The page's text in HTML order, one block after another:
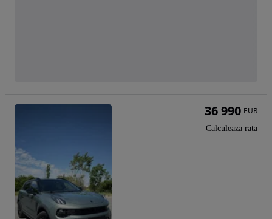
36 990 EUR
Calculeaza rata